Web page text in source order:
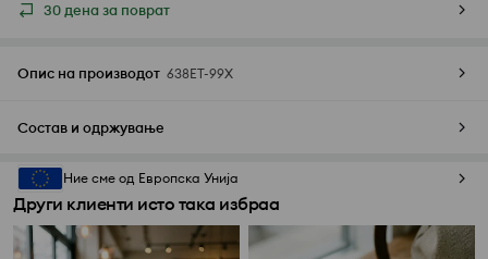
30 дена за поврат
Опис на производот 638ET-99X
Состав и одржување
Ние сме од Европска Унија
Други клиенти исто така избраа